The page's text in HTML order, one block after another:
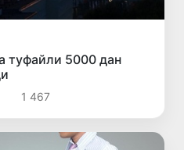
туфайли 5000 дан
1 467